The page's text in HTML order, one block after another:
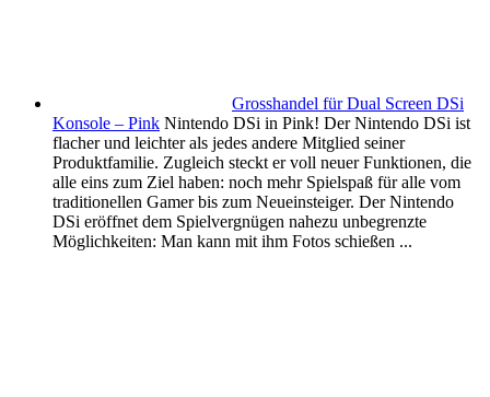
Grosshandel für Dual Screen DSi
Konsole – Pink Nintendo DSi in Pink! Der Nintendo DSi ist
flacher und leichter als jedes andere Mitglied seiner
Produktfamilie. Zugleich steckt er voll neuer Funktionen, die
alle eins zum Ziel haben: noch mehr Spielspaß für alle vom
traditionellen Gamer bis zum Neueinsteiger. Der Nintendo
DSi eröffnet dem Spielvergnügen nahezu unbegrenzte
Möglichkeiten: Man kann mit ihm Fotos schießen ...